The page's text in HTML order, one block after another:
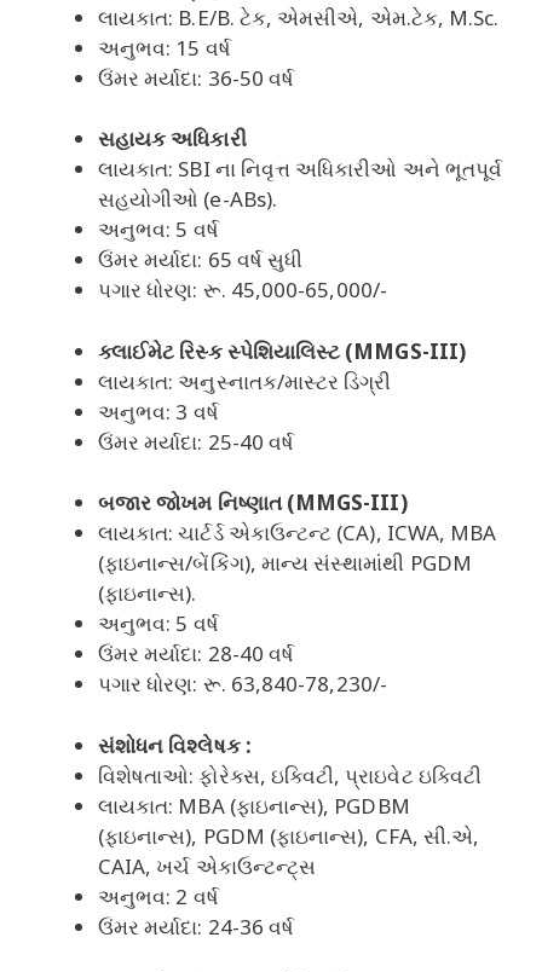
લાયકાત: B.E/B. ટેક, એમસીએ, એમ.ટેક, M.Sc.
અનુભવ: 15 વર્ષ
ઉંમર મર્યાદા: 36-50 વર્ષ
સહાયક અધિકારી
લાયકાત: SBI ના નિવૃત્ત અધિકારીઓ અને ભૂતપૂર્વ
સહયોગીઓ (e-ABs).
અનુભવ: 5 વર્ષ
ઉંમર મર્યાદા: 65 વર્ષ સુધી
પગાર ધોરણ: રૂ. 45,000-65,000/-
ક્લાઈમેટ રિસ્ક સ્પેશિયાલિસ્ટ (MMGS-III)
લાયકાત: અનુસ્નાતક/માસ્ટર ડિગ્રી
અનુભવ: 3 વર્ષ
ઉંમર મર્યાદા: 25-40 વર્ષ
બજાર જોખમ નિષ્ણાત (MMGS-III)
લાયકાત: ચાર્ટર્ડ એકાઉન્ટન્ટ (CA), ICWA, MBA
(ફાઇનાન્સ/બેંકિંગ), માન્ય સંસ્થામાંથી PGDM
(ફાઇનાન્સ).
અનુભવ: 5 વર્ષ
ઉંમર મર્યાદા: 28-40 વર્ષ
પગાર ધોરણ: રૂ. 63,840-78,230/-
સંશોધન વિશ્લેષક :
વિશેષતાઓ: ફોરેક્સ, ઇક્વિટી, પ્રાઇવેટ ઇક્વિટી
લાયકાત: MBA (ફાઇનાન્સ), PGDBM
(ફાઇનાન્સ), PGDM (ફાઇનાન્સ), CFA, સી.એ,
CAIA, ખર્ચ એકાઉન્ટન્ટ્સ
અનુભવ: 2 વર્ષ
ઉંમર મર્યાદા: 24-36 વર્ષ